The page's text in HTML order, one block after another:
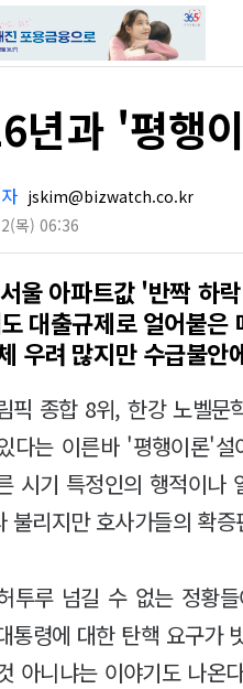
년과 '평행
jskim@bizwatch.co.kr
(목) 06:36
울 아파트값 '반짝 하
대출규제로 얼어붙은
우려 많지만 수급불안
픽 종합 8위, 한강 노벨
다는 이른바 '평행이론'
시기 특정인의 행적이나
불리지만 호사가들의 확
투루 넘길 수 없는 정황
통령에 대한 탄핵 요구가
아니냐는 이야기도 나온